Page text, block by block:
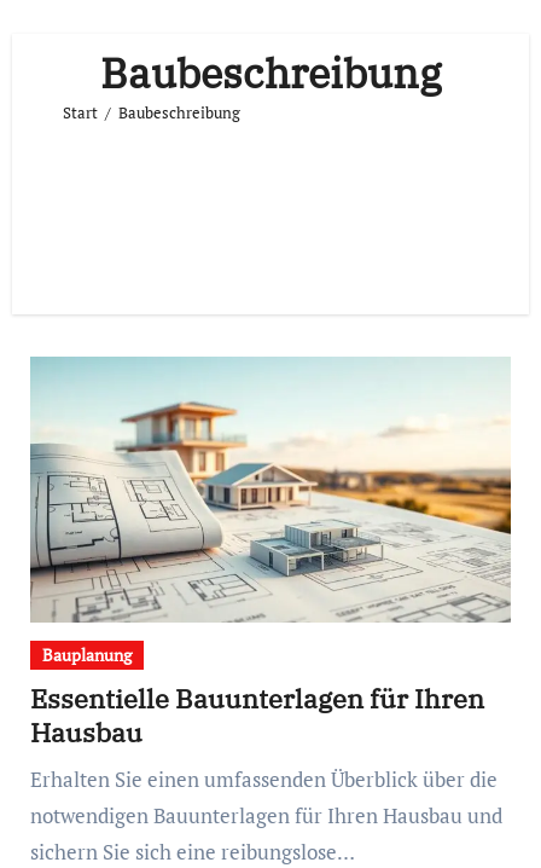
Baubeschreibung
Start Baubeschreibung
Bauplanung
Essentielle Bauunterlagen für Ihren
Hausbau
Erhalten Sie einen umfassenden Überblick über die
notwendigen Bauunterlagen für Ihren Hausbau und
sichern Sie sich eine reibungslose…